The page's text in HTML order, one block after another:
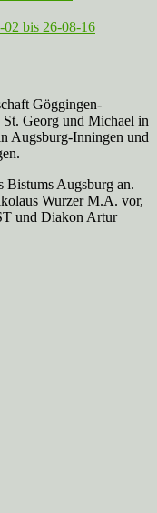
bis 26-08-16
Göggingen-
Georg und Michael in
Augsburg-Inningen und
Bistums Augsburg an.
Wurzer M.A. vor,
und Diakon Artur